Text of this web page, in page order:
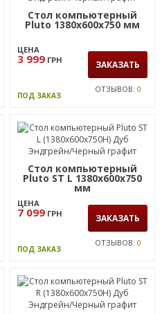
Стол компьютерный
Pluto 1380х600х750 мм
ЦЕНА
3 999 ГРН ЗАКАЗАТЬ
ПОД ЗАКАЗ
ОТЗЫВОВ: 0
Стол компьютерный
Pluto ST L 1380х600х750
мм
ЦЕНА
7 099 ГРН ЗАКАЗАТЬ
ПОД ЗАКАЗ
ОТЗЫВОВ: 0